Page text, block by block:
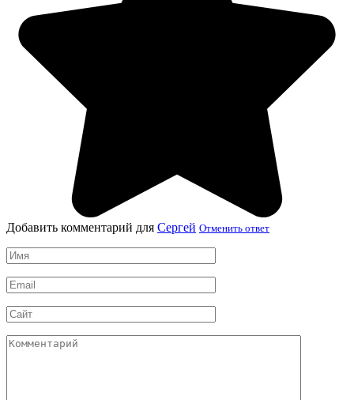
Добавить комментарий для Сергей Отменить ответ
Имя
*
Email
*
Сайт
Комментарий